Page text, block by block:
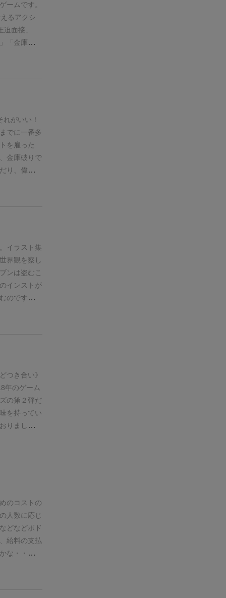
ームです。
るアクシ
面接」
「金庫破
払うシス
ぇのか
イヤーの
減らして
のような
接攻撃する
メンバーは
ンに1枚は
思われま
が潤沢に
いか
た (そうい
ったです。
がいい！
でに一番多
を雇った
金庫破りで
り、偉い人
るカードも
ル性を強く
ました。
イラスト集
界観を察し
ンは盗むこ
インストが
のです。
かったカー
できて、序
があってと
の嵐で、し
、めちゃく
で、友人と
利点は盤面
う逃げ道が
御もあり強
その後伸び
バランスも
うなんでし
る人にも
つき合い》
年のゲーム
の第２弾だ
を持ってい
りました。
りません
です。あり
み、あえて
殺伐とした
。（現実設
かに狙ってや
現実の話じ
囲気になる
デザイン》
のコストの
人数に応じ
などなどボド
給料の支払
な・・・。
。